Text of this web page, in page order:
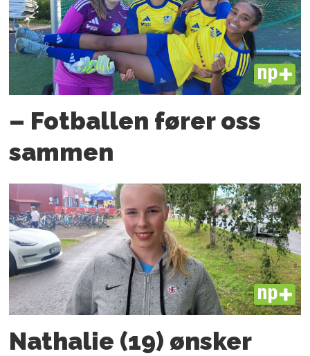
PLUS
– Fotballen fører oss
sammen
PLUS
Nathalie (19) ønsker